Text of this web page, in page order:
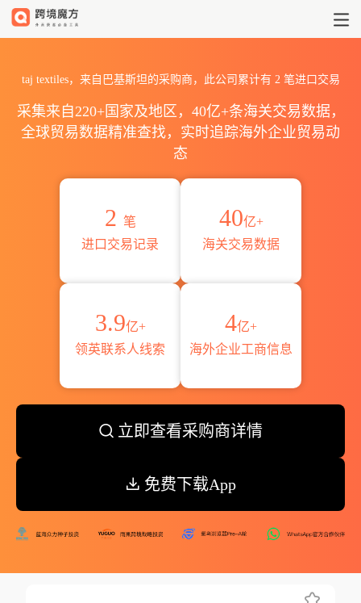
taj textiles，来自巴基斯坦的采购商，此公司累计有 2笔进口交易
采集来自220+国家及地区，40亿+条海关交易数据，
全球贸易数据精准查找，实时追踪海外企业贸易动
态
2 笔
进口交易记录
40亿+
海关交易数据
3.9亿+
领英联系人线索
4亿+
海外企业工商信息
立即查看采购商详情
免费下载App